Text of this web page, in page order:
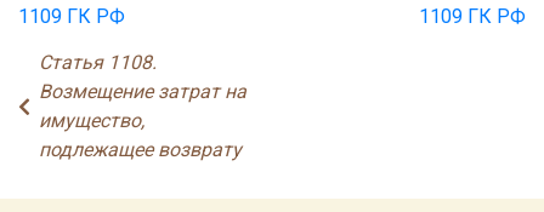
1109 ГК РФ
1109 ГК РФ
Статья 1108.
Возмещение затрат на
имущество,
подлежащее возврату